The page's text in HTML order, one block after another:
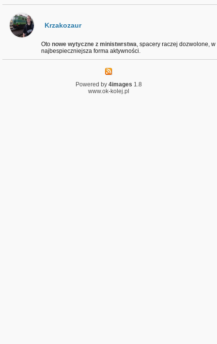
Krzakozaur
Oto nowe wytyczne z ministwrstwa, spacery raczej dozwolone,
najbespieczniejsza forma aktywności.
Powered by 4images 1.8
www.ok-kolej.pl